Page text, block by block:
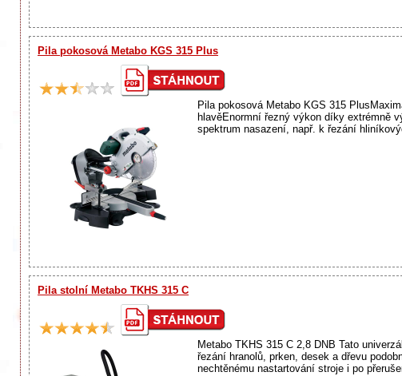
Pila pokosová Metabo KGS 315 Plus
Pila pokosová Metabo KGS 315
hlavěEnormní řezný výkon díky extrémně
spektrum nasazení, např. k řezání
Pila stolní Metabo TKHS 315 C
Metabo TKHS 315 C 2,8 DNB Tato
řezání hranolů, prken, desek a dřevu
nechtěnému nastartování stroje i po